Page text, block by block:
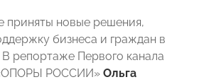
приняты новые решения,
бизнеса и граждан в
В репортаже Первого канала
РОССИИ» Ольга